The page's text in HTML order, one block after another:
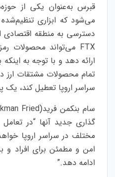
قبرس به‌عنوان یکی از
می‌شود که ابزاری
دسترسی به منطقه اقتصادی
FTX می‌تواند محصولات
ارائه دهد و با توجه به
تمام محصولات مشتقات ارز
سراسر اروپا تعطیل کند،
سام بنکمن فرید(Fried
گذاری جدید آنها “در تعامل
مختلف در سراسر اروپا
امن و مطمئن برای افراد و
ادامه دهد.”